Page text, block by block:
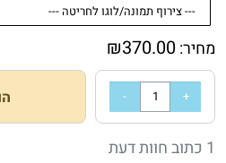
מחיר: ₪370.00
1 כתוב חוות דעת